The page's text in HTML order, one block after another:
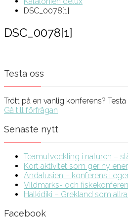
DSC_0078[1]
DSC_0078[1]
Testa oss
Trött på en vanlig konferens?
Gå till förfrågan
Senaste nytt
Teamutveckling i naturen –
Kort aktivitet som ger ny
Andalusien – konferens i
Vildmarks- och
Halkidiki – Grekland som
Facebook